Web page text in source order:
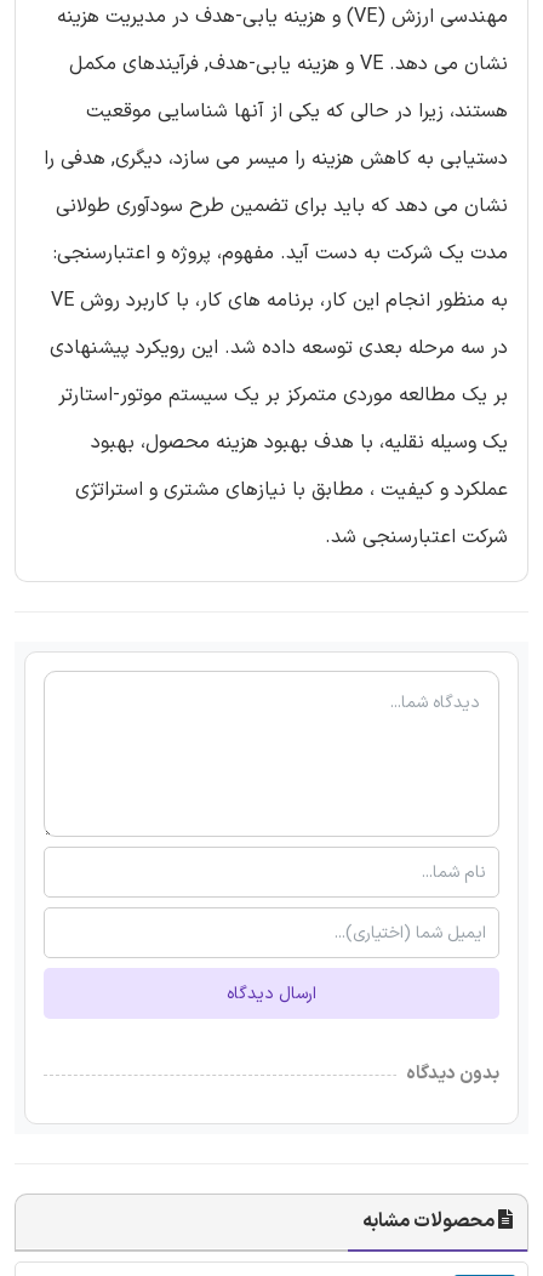
مهندسی ارزش (VE) و هزینه یابی-هدف در مدیریت هزینه
نشان می دهد. VE و هزینه یابی-هدف, فرآیندهای مکمل
هستند، زیرا در حالی که یکی از آنها شناسایی موقعیت
دستیابی به کاهش هزینه را میسر می سازد، دیگری, هدفی را
نشان می دهد که باید برای تضمین طرح سودآوری طولانی
مدت یک شرکت به دست آید. مفهوم، پروژه و اعتبارسنجی:
به منظور انجام این کار، برنامه های کار، با کاربرد روش VE
در سه مرحله بعدی توسعه داده شد. این رویکرد پیشنهادی
بر یک مطالعه موردی متمرکز بر یک سیستم موتور-استارتر
یک وسیله نقلیه، با هدف بهبود هزینه محصول، بهبود
عملکرد و کیفیت ، مطابق با نیازهای مشتری و استراتژی
شرکت اعتبارسنجی شد.
ارسال دیدگاه
بدون دیدگاه
محصولات مشابه